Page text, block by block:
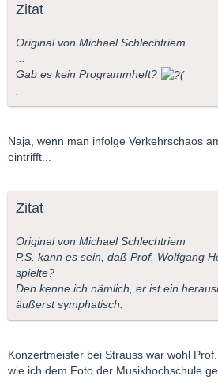
Zitat
Original von Michael Schlechtriem
Gab es kein Programmheft?
.
Naja, wenn man infolge Verkehrschaos
eintrifft...
Zitat
Original von Michael Schlechtriem
P.S. kann es sein, daß Prof. Wolfgang
spielte?
Den kenne ich nämlich, er ist ein
äußerst symphatisch.
Konzertmeister bei Strauss war wohl
wie ich dem Foto der Musikhochschule